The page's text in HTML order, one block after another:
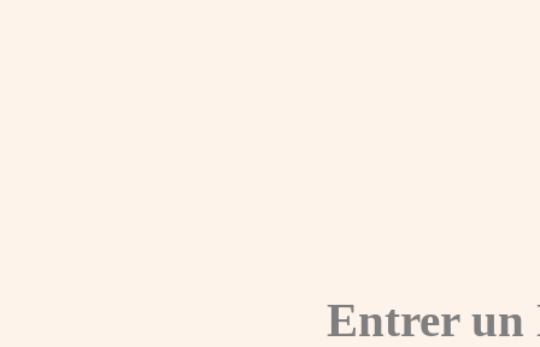
Entrer un